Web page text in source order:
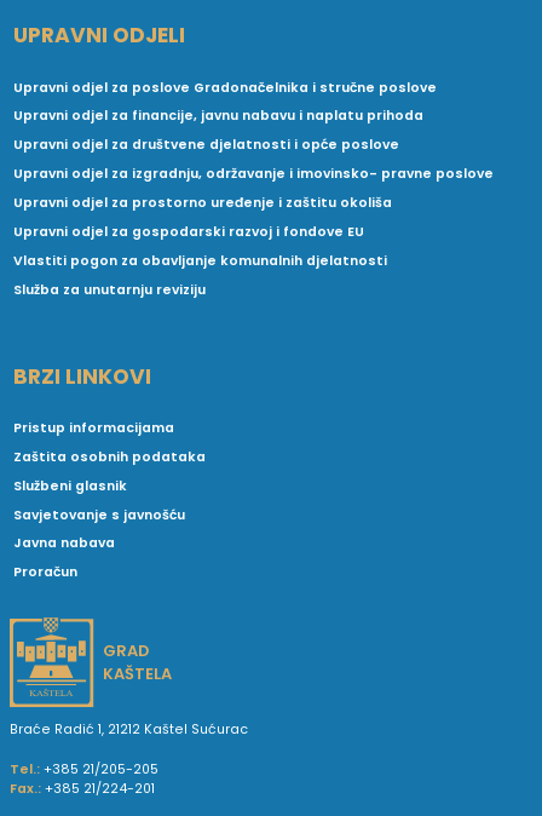
UPRAVNI ODJELI
Upravni odjel za poslove Gradonačelnika i stručne poslove
Upravni odjel za financije, javnu nabavu i naplatu prihoda
Upravni odjel za društvene djelatnosti i opće poslove
Upravni odjel za izgradnju, održavanje i imovinsko- pravne poslove
Upravni odjel za prostorno uređenje i zaštitu okoliša
Upravni odjel za gospodarski razvoj i fondove EU
Vlastiti pogon za obavljanje komunalnih djelatnosti
Služba za unutarnju reviziju
BRZI LINKOVI
Pristup informacijama
Zaštita osobnih podataka
Službeni glasnik
Savjetovanje s javnošću
Javna nabava
Proračun
GRAD
KAŠTELA
Braće Radić 1, 21212 Kaštel Sućurac
Tel.: +385 21/205-205
Fax.: +385 21/224-201